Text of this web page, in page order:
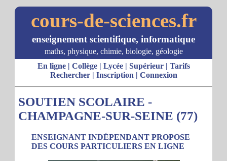
cours-de-sciences.fr
enseignement scientifique, informatique
maths, physique, chimie, biologie, géologie
En ligne| Collège| Lycée| Supérieur| Tarifs
Rechercher| Inscription | Connexion
SOUTIEN SCOLAIRE -
CHAMPAGNE-SUR-SEINE (77)
ENSEIGNANT INDÉPENDANT PROPOSE
DES COURS PARTICULIERS EN LIGNE